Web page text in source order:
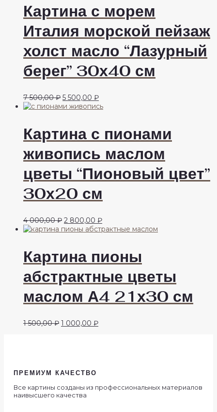
Картина с морем
Италия морской пейзаж
холст масло “Лазурный
берег” 30х40 см
7 500,00₽ Первоначальная
цена
500,00 ₽.
5 500,00 ₽Текущая
цена:
Картина с пионами
живопись маслом
цветы “Пионовый цвет”
30х20 см
4 000,00₽ Первоначальная
цена
000,00 ₽.
2 800,00 ₽Текущая
цена:
Картина пионы
абстрактные цветы
маслом А4 21х30 см
1 500,00₽ Первоначальная
1 000,00 ₽Текущая
ПРЕМИУМ КАЧЕСТВО
Все картины созданы из профессиональных материалов
наивысшего качества